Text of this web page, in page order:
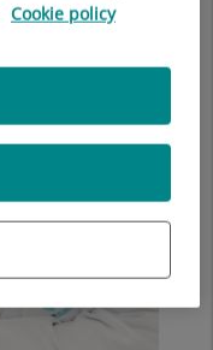
Cookie policy